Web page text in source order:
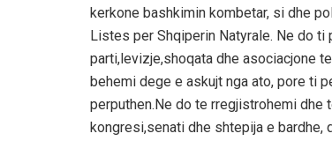
kerkone bashkimin kombetar, si dhe
Listes per Shqiperin Natyrale. Ne do
parti,levizje,shoqata dhe asociacjone
behemi dege e askujt nga ato, pore ti
perputhen.Ne do te rregjistrohemi dhe
kongresi,senati dhe shtepija e bardhe,